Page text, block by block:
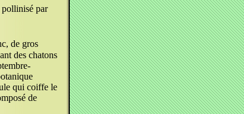
par
de gros
des chatons
qui coiffe le
de